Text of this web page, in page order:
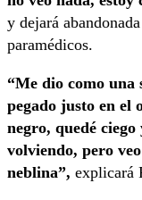
y dejará
paramédicos.
“Me dio como una
pegado justo en el
negro, quedé
volviendo, pero
neblina”, explicará